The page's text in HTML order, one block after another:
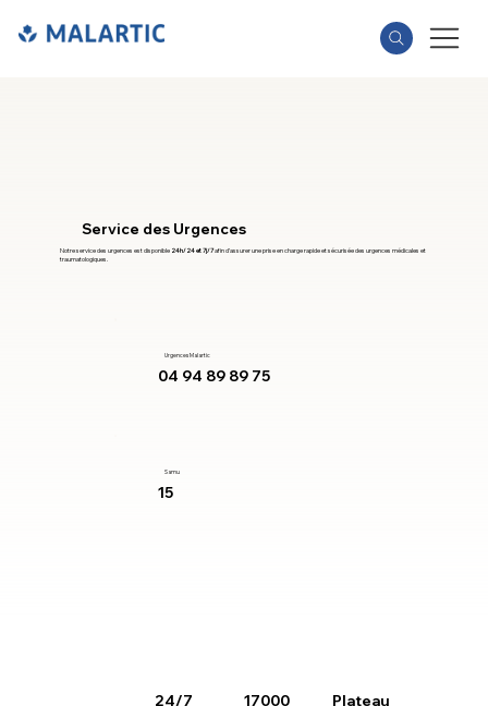
Service des Urgences
Notre service des urgences est disponible 24h/24 et 7j/7afin d’assurer une prise en charge rapide et sécurisée des urgences médicales et
traumatologiques.
Urgences Malartic
04 94 89 89 75
Samu
15
24/7 17000
Plateau